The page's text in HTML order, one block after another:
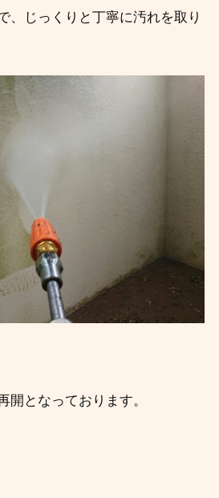
、じっくりと丁寧に汚れを取り
開となっております。